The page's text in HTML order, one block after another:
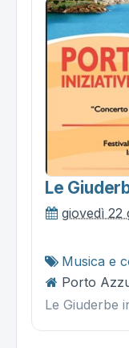
Le
giovedì 22
Musica e
Porto
Le Giuderbe